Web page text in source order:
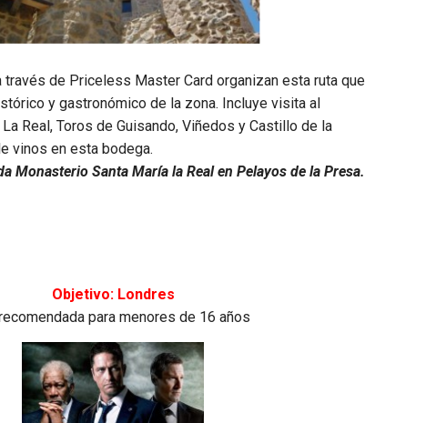
través de Priceless Master Card organizan esta ruta que
y gastronómico de la zona. Incluye visita al
Real, Toros de Guisando, Viñedos y Castillo de la
vinos en esta bodega.
Monasterio Santa María la Real en Pelayos de la Presa.
Objetivo: Londres
para menores de 16 años